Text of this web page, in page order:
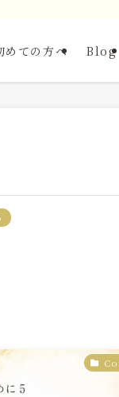
めての方へ Blog